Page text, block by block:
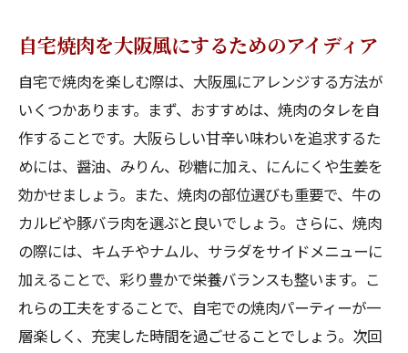
大阪風ソースで日常を特別にする焼肉の楽
焼肉好きが知っておくべき大阪のソース事
自宅で本格的！大阪の焼肉ソースで作る美味し
いひととき
家庭で簡単に作れる大阪風焼肉ソースのレ
シピ
焼肉ソースの奥深い味わいを楽しむ方法
大阪の焼肉文化を体験するためのソース作
り
自宅焼肉を大阪風にするためのアイディア
自宅で焼肉を楽しむ際は、大阪風にアレンジする方法が
いくつかあります。まず、おすすめは、焼肉のタレを自
作することです。大阪らしい甘辛い味わいを追求するた
めには、醤油、みりん、砂糖に加え、にんにくや生姜を
効かせましょう。また、焼肉の部位選びも重要で、牛の
カルビや豚バラ肉を選ぶと良いでしょう。さらに、焼肉
の際には、キムチやナムル、サラダをサイドメニューに
加えることで、彩り豊かで栄養バランスも整います。こ
れらの工夫をすることで、自宅での焼肉パーティーが一
層楽しく、充実した時間を過ごせることでしょう。次回